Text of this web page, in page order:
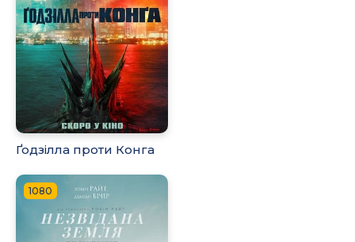
Ґодзілла проти Конга
1080